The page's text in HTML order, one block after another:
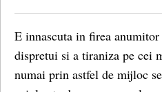
E innascuta in firea
dispretui si a tiraniza pe cei
numai prin astfel de mijloc